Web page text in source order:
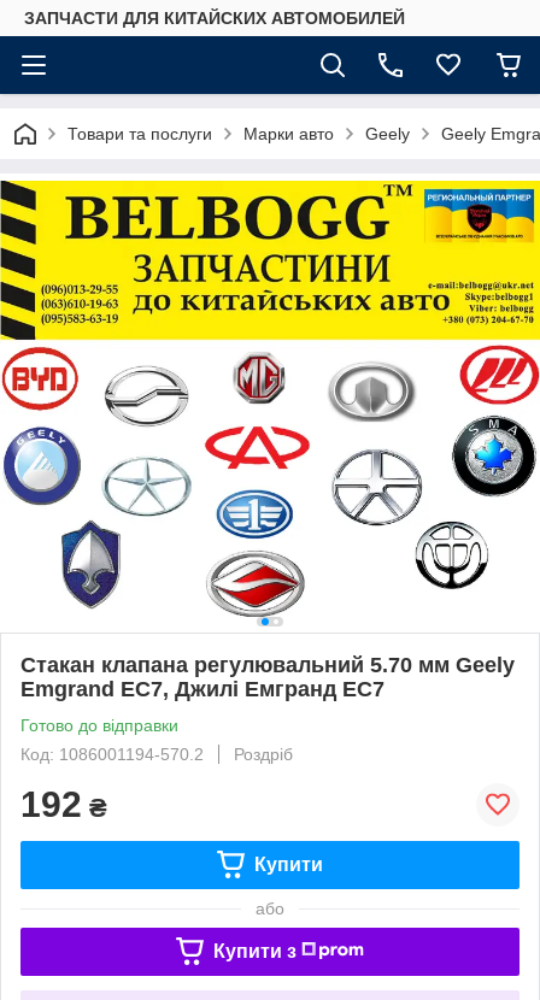
ЗАПЧАСТИ ДЛЯ КИТАЙСКИХ АВТОМОБИЛЕЙ
Товари та послуги Марки авто Geely Geely
Стакан клапана регулювальний 5.70 мм Geely
Emgrand EC7, Джилі Емгранд ЕС7
Готово до відправки
Код: 1086001194-570.2
Роздріб
192 ₴
Купити
або
Купити з